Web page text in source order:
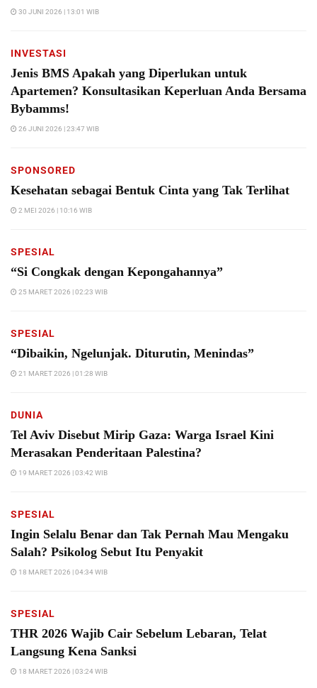
30 JUNI 2026 | 13:01 WIB
INVESTASI
Jenis BMS Apakah yang Diperlukan untuk
Apartemen? Konsultasikan Keperluan Anda Bersama
Bybamms!
26 JUNI 2026 | 23:47 WIB
SPONSORED
Kesehatan sebagai Bentuk Cinta yang Tak Terlihat
2 MEI 2026 | 10:16 WIB
SPESIAL
“Si Congkak dengan Kepongahannya”
25 MARET 2026 | 02:23 WIB
SPESIAL
“Dibaikin, Ngelunjak. Diturutin, Menindas”
21 MARET 2026 | 01:28 WIB
DUNIA
Tel Aviv Disebut Mirip Gaza: Warga Israel Kini
Merasakan Penderitaan Palestina?
19 MARET 2026 | 03:42 WIB
SPESIAL
Ingin Selalu Benar dan Tak Pernah Mau Mengaku
Salah? Psikolog Sebut Itu Penyakit
18 MARET 2026 | 04:34 WIB
SPESIAL
THR 2026 Wajib Cair Sebelum Lebaran, Telat
Langsung Kena Sanksi
18 MARET 2026 | 03:24 WIB